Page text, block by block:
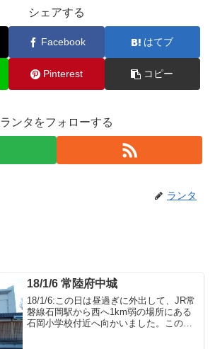
シェアする
Facebook はてブ
Pinterest コピー
ランタをフォローする
ランタ
18/1/6 常陸府中城
18/1/6:この日は昼過ぎに外出して、JR常
磐線石岡駅から西へ1km弱の場所にある
石岡小学校付近へ向かいました。この石